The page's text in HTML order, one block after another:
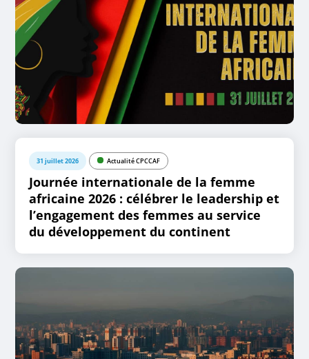
31 juillet 2026 Actualité CPCCAF
Journée internationale de la femme
africaine 2026 : célébrer le leadership et
l’engagement des femmes au service
du développement du continent